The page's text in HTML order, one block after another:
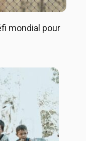
mondial pour